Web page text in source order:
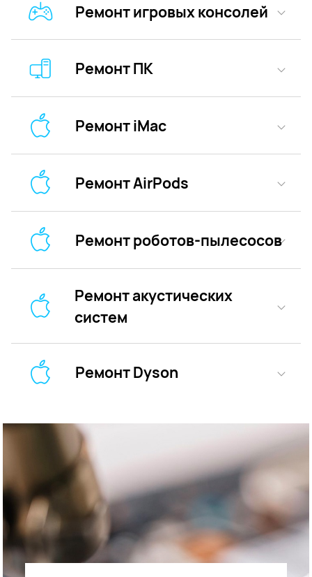
Ремонт игровых консолей
Ремонт ПК
Ремонт iMac
Ремонт AirPods
Ремонт роботов-пылесосов
Ремонт акустических
систем
Ремонт Dyson